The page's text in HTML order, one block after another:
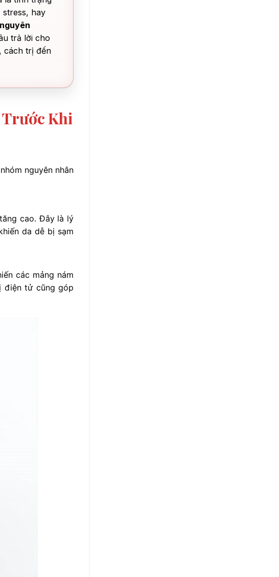
stress, hay
trả lời cho
cách trị đến
Trước Khi
nguyên nhân
cao. Đây là lý
da dễ bị sạm
các mảng nám
điện tử cũng góp